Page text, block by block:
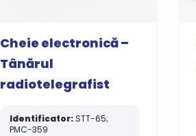
Cheie electronică –
Tânărul
radiotelegrafist
Identificator:STT-65;
PMC-359